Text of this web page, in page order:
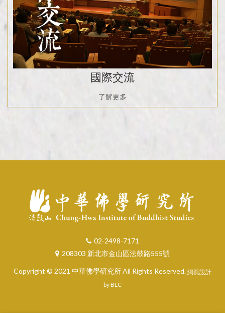
國際交流
了解更多
02-2498-7171
208303 新北市金山區法鼓路555號
Copyright © 2021 中華佛學研究所 All Rights Reserved. 網頁設計
by BLC